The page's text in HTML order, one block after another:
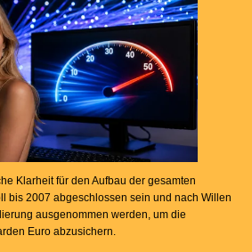
Klarheit für den Aufbau der gesamten
bis 2007 abgeschlossen sein und nach Willen
ausgenommen werden, um die
Euro abzusichern.